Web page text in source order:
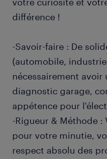
différence !
-Savoir-faire : De
(automobile,
nécessairement avoir
diagnostic garage,
appétence pour
-Rigueur & Méthode :
pour votre minutie,
respect absolu des